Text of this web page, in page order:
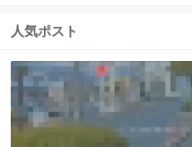
数
ス
数
人気ポスト